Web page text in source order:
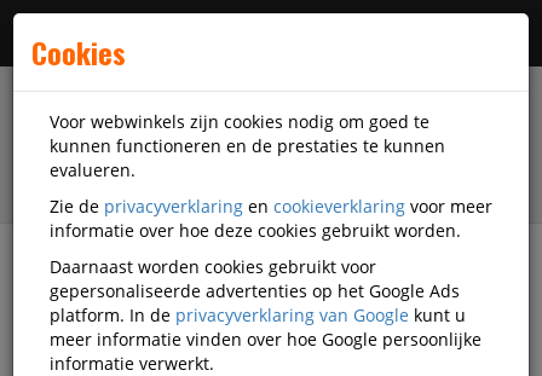
filter
Veiligheidsartikelen
Adembescherming
Ademluchttoestellen
Cookies
Voor webwinkels zijn cookies nodig om goed te
kunnen functioneren en de prestaties te kunnen
evalueren.
Zie de privacyverklaring en cookieverklaring voor meer
informatie over hoe deze cookies gebruikt worden.
Daarnaast worden cookies gebruikt voor
gepersonaliseerde advertenties op het Google Ads
platform. In de privacyverklaring van Google kunt u
meer informatie vinden over hoe Google persoonlijke
informatie verwerkt.